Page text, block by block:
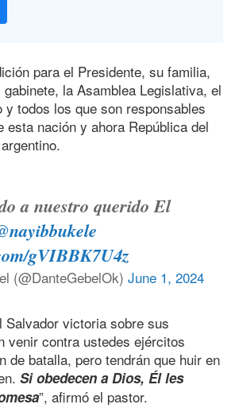
para el Presidente, su familia,
la Asamblea Legislativa, el
y todos los que son responsables
esta nación y ahora República del
a nuestro querido El
gVIBBK7U4z
(@DanteGebelOk) June 1, 2024
Salvador victoria sobre sus
venir contra ustedes ejércitos
de batalla, pero tendrán que huir en
Si obedecen a Dios, Él les
”, afirmó el pastor.